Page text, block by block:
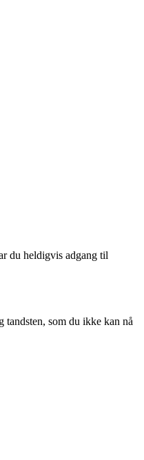
du heldigvis adgang til
tandsten, som du ikke kan nå